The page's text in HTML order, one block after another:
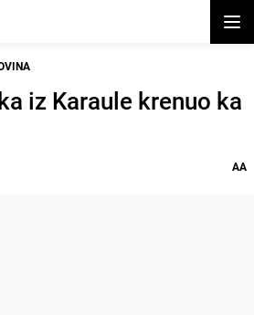
iz Karaule krenuo ka
AA